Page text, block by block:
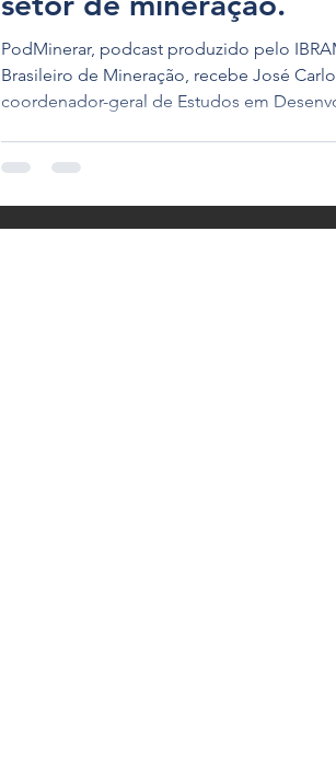
PodMinerar, podcast produzido pelo
Brasileiro de Mineração, recebe José
coordenador-geral de Estudos em
vice-presidente de Assuntos Corporativos,
Sustentabilidade da Mosaic Fertilizantes.